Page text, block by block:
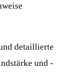
detaillierte
und -